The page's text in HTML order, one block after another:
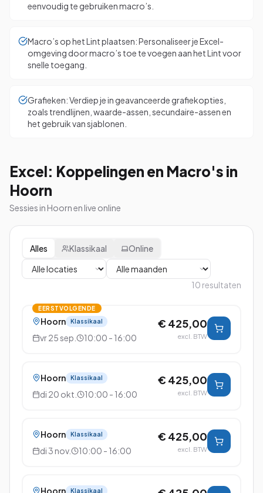
eenvoudig te gebruiken macro’s.
Macro’s op het Lint plaatsen: Personaliseer je Excel-
omgeving door macro’s toe te voegen aan het Lint voor
snelle toegang.
Grafieken: Verdiep je in geavanceerde grafiekopties,
zoals trendlijnen, waarde-assen, secundaire-assen en
het gebruik van sjablonen.
Excel: Koppelingen en Macro's in
Hoorn
Sessies in Hoorn en live online
Alles Klassikaal Online
10 resultaten
EERSTVOLGENDE
Hoorn Klassikaal
vr 25 sep. 10:00 - 16:00
€ 425,00
excl. BTW
Hoorn Klassikaal
di 20 okt. 10:00 - 16:00
€ 425,00
excl. BTW
Hoorn Klassikaal
di 3 nov. 10:00 - 16:00
€ 425,00
excl. BTW
Hoorn Klassikaal